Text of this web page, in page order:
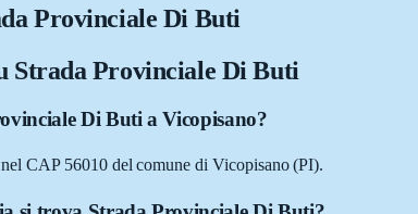
Provinciale Di Buti
Strada Provinciale Di Buti
Di Buti a Vicopisano?
CAP 56010 del comune di Vicopisano (PI).